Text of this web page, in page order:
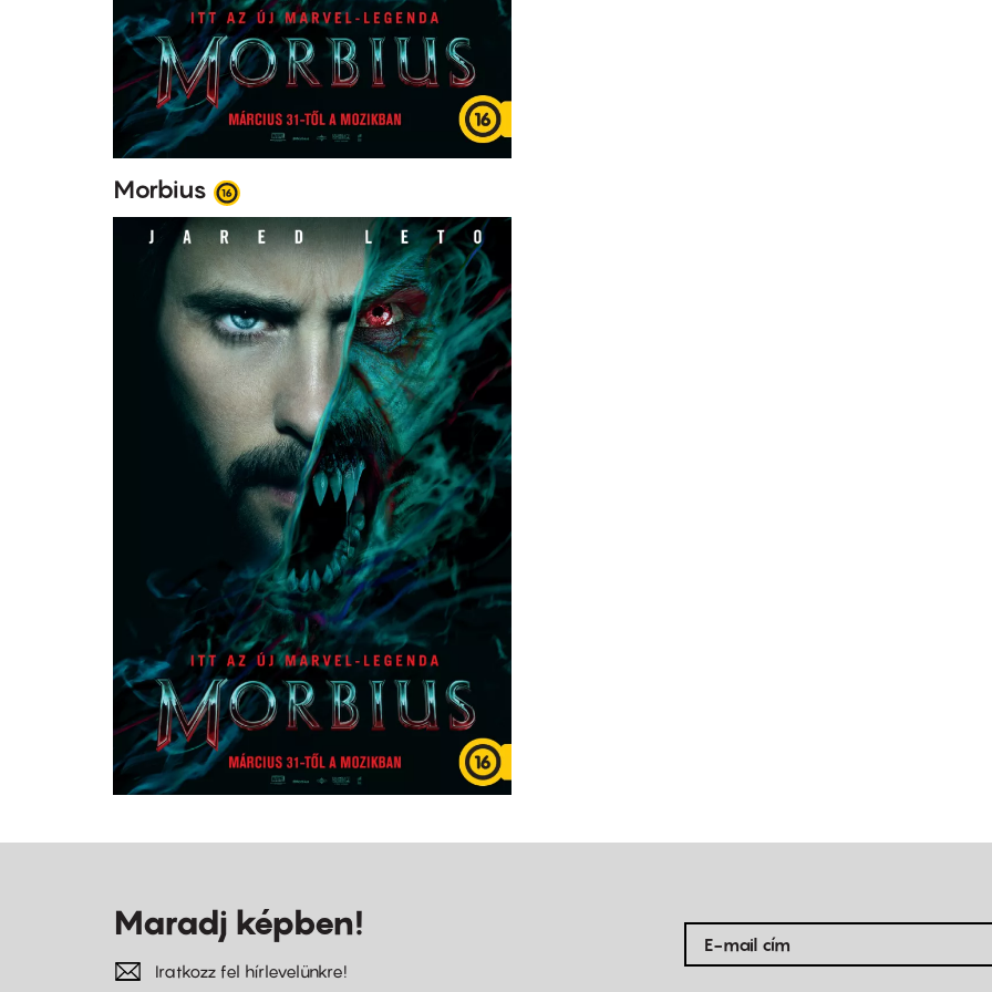
Morbius
Maradj képben!
Iratkozz fel hírlevelünkre!